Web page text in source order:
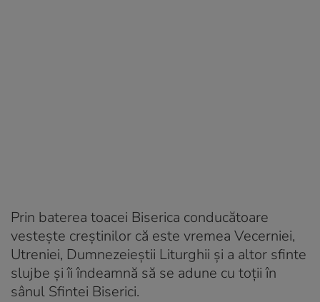
Prin baterea toacei Biserica conducătoare
vestește creștinilor că este vremea Vecerniei,
Utreniei, Dumnezeieștii Liturghii și a altor sfinte
slujbe și îi îndeamnă să se adune cu toții în
sânul Sfintei Biserici.